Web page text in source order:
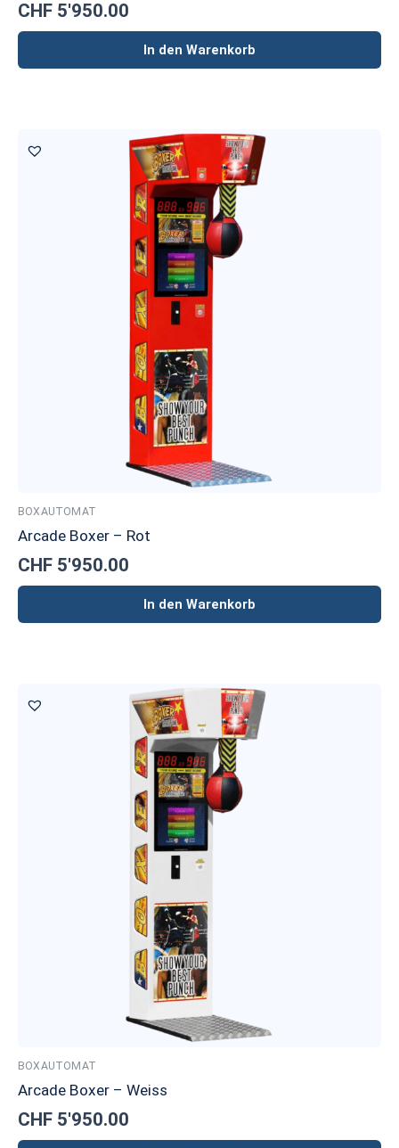
CHF 5'950.00
In den Warenkorb
BOXAUTOMAT
Arcade Boxer – Rot
CHF 5'950.00
In den Warenkorb
BOXAUTOMAT
Arcade Boxer – Weiss
CHF 5'950.00